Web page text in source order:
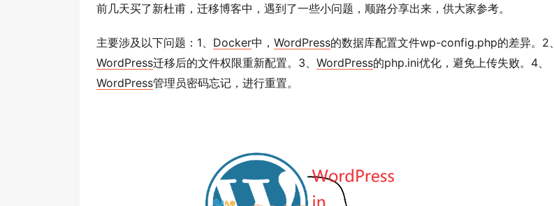
前几天买了新杜甫，迁移博客中，遇到了一些小问题，顺路分享出来，供大家参考。
主要涉及以下问题：1、 Docker中， WordPress的数据库配置文件wp-config.php的差异。2、
WordPress迁移后的文件权限重新配置。3、 WordPress的php.ini优化，避免上传失败。4、
WordPress管理员密码忘记，进行重置。